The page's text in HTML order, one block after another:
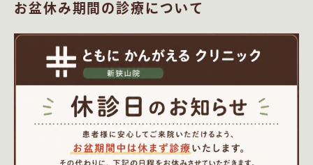
お盆休み期間の診療について